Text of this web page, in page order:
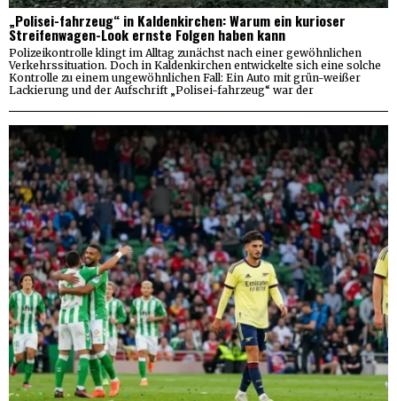
„Polisei-fahrzeug“ in Kaldenkirchen: Warum ein kurioser
Streifenwagen-Look ernste Folgen haben kann
Polizeikontrolle klingt im Alltag zunächst nach einer gewöhnlichen
Verkehrssituation. Doch in Kaldenkirchen entwickelte sich eine solche
Kontrolle zu einem ungewöhnlichen Fall: Ein Auto mit grün-weißer
Lackierung und der Aufschrift „Polisei-fahrzeug“ war der